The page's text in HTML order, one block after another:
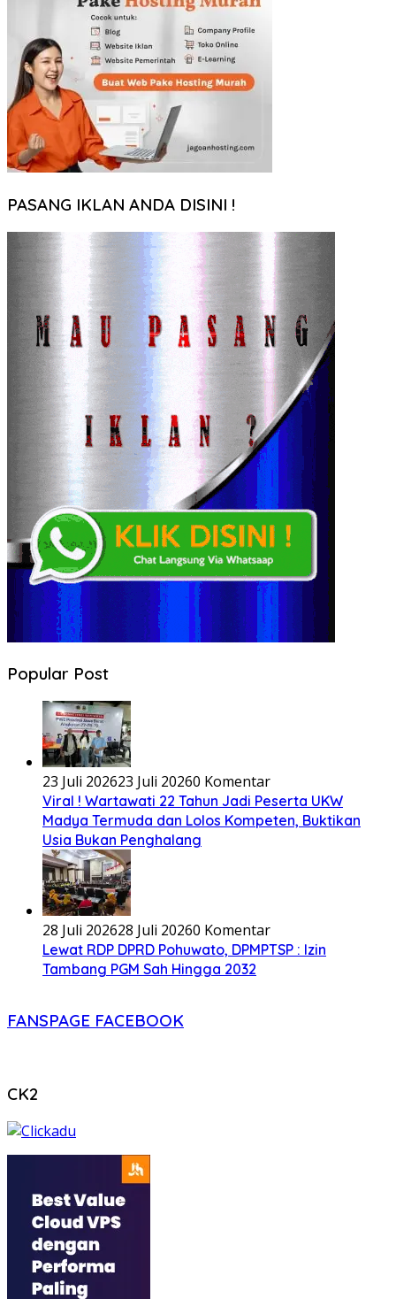
PASANG IKLAN ANDA DISINI !
Popular Post
23 Juli 202623 Juli 20260 Komentar
Viral ! Wartawati 22 Tahun Jadi Peserta UKW
Madya Termuda dan Lolos Kompeten, Buktikan
Usia Bukan Penghalang
28 Juli 202628 Juli 20260 Komentar
Lewat RDP DPRD Pohuwato, DPMPTSP : Izin
Tambang PGM Sah Hingga 2032
FANSPAGE FACEBOOK
CK2